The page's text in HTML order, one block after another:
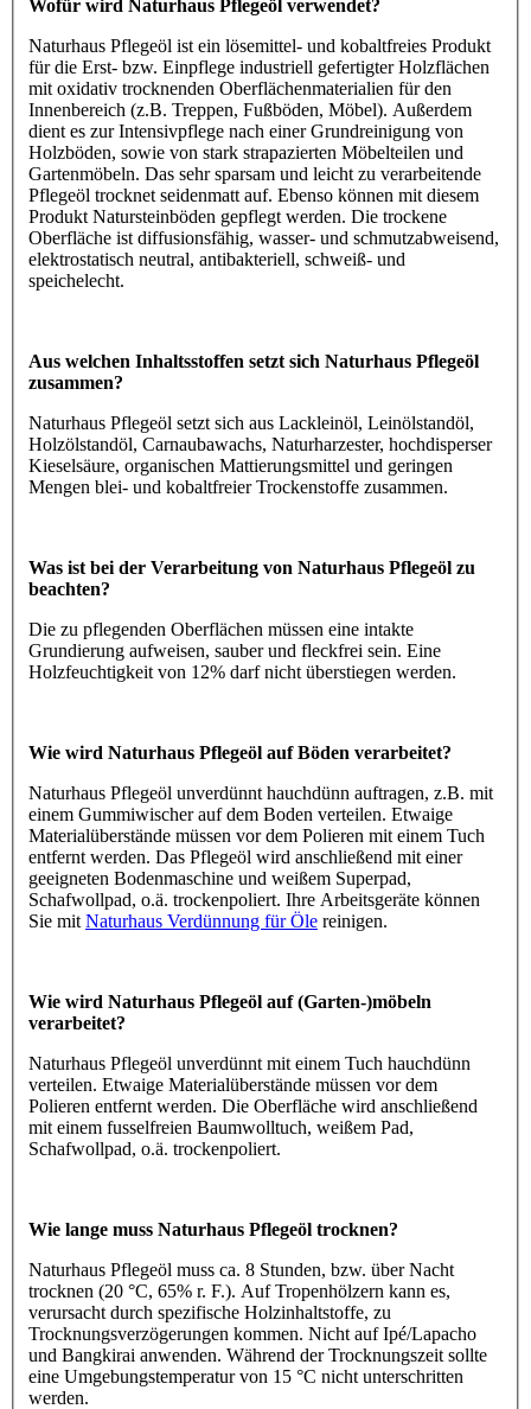
Wofür wird Naturhaus Pflegeöl verwendet?
Naturhaus Pflegeöl ist ein lösemittel- und kobaltfreies Produkt
für die Erst- bzw. Einpflege industriell gefertigter Holzflächen
mit oxidativ trocknenden Oberflächenmaterialien für den
Innenbereich (z.B. Treppen, Fußböden, Möbel). Außerdem
dient es zur Intensivpflege nach einer Grundreinigung von
Holzböden, sowie von stark strapazierten Möbelteilen und
Gartenmöbeln. Das sehr sparsam und leicht zu verarbeitende
Pflegeöl trocknet seidenmatt auf. Ebenso können mit diesem
Produkt Natursteinböden gepflegt werden. Die trockene
Oberfläche ist diffusionsfähig, wasser- und schmutzabweisend,
elektrostatisch neutral, antibakteriell, schweiß- und
speichelecht.
Aus welchen Inhaltsstoffen setzt sich Naturhaus Pflegeöl
zusammen?
Naturhaus Pflegeöl setzt sich aus Lackleinöl, Leinölstandöl,
Holzölstandöl, Carnaubawachs, Naturharzester, hochdisperser
Kieselsäure, organischen Mattierungsmittel und geringen
Mengen blei- und kobaltfreier Trockenstoffe zusammen.
Was ist bei der Verarbeitung von Naturhaus Pflegeöl zu
beachten?
Die zu pflegenden Oberflächen müssen eine intakte
Grundierung aufweisen, sauber und fleckfrei sein. Eine
Holzfeuchtigkeit von 12% darf nicht überstiegen werden.
Wie wird Naturhaus Pflegeöl auf Böden verarbeitet?
Naturhaus Pflegeöl unverdünnt hauchdünn auftragen, z.B. mit
einem Gummiwischer auf dem Boden verteilen. Etwaige
Materialüberstände müssen vor dem Polieren mit einem Tuch
entfernt werden. Das Pflegeöl wird anschließend mit einer
geeigneten Bodenmaschine und weißem Superpad,
Schafwollpad, o.ä. trockenpoliert. Ihre Arbeitsgeräte können
Sie mit Naturhaus Verdünnung für Öle reinigen.
Wie wird Naturhaus Pflegeöl auf (Garten-)möbeln
verarbeitet?
Naturhaus Pflegeöl unverdünnt mit einem Tuch hauchdünn
verteilen. Etwaige Materialüberstände müssen vor dem
Polieren entfernt werden. Die Oberfläche wird anschließend
mit einem fusselfreien Baumwolltuch, weißem Pad,
Schafwollpad, o.ä. trockenpoliert.
Wie lange muss Naturhaus Pflegeöl trocknen?
Naturhaus Pflegeöl muss ca. 8 Stunden, bzw. über Nacht
trocknen (20 °C, 65% r. F.). Auf Tropenhölzern kann es,
verursacht durch spezifische Holzinhaltstoffe, zu
Trocknungsverzögerungen kommen. Nicht auf Ipé/Lapacho
und Bangkirai anwenden. Während der Trocknungszeit sollte
eine Umgebungstemperatur von 15 °C nicht unterschritten
werden.